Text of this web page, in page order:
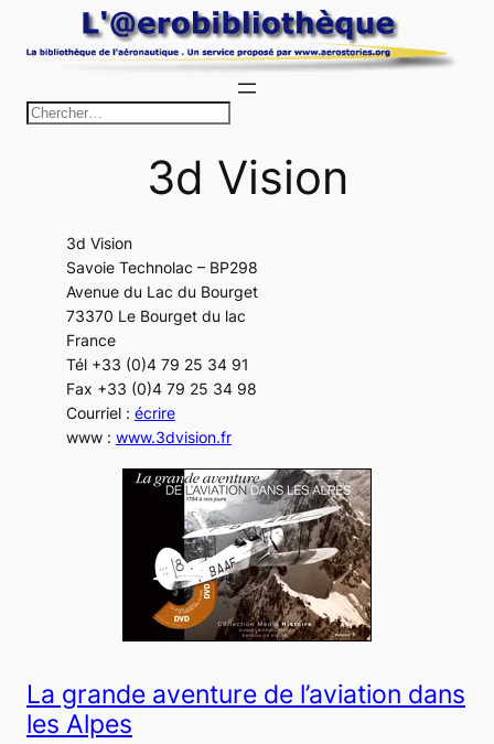
au
c
h
r
c
r
3d Vision
3d Vision
Savoie Technolac – BP298
Avenue du Lac du Bourget
73370 Le Bourget du lac
France
Tél +33 (0)4 79 25 34 91
Fax +33 (0)4 79 25 34 98
Courriel : écrire
www : www.3dvision.fr
La grande aventure de l’aviation dans
les Alpes